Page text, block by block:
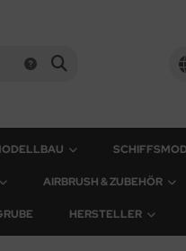
AIRBRUSH & ZUBEHÖR
HERSTELLER